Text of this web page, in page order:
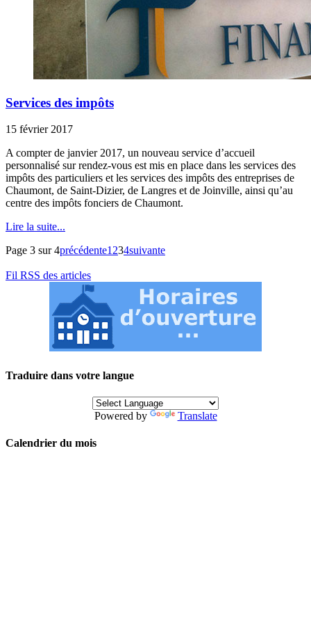
Services des impôts
15 février 2017
A compter de janvier 2017, un nouveau service d’accueil
personnalisé sur rendez-vous est mis en place dans les services des
impôts des particuliers et les services des impôts des entreprises de
Chaumont, de Saint-Dizier, de Langres et de Joinville, ainsi qu’au
centre des impôts fonciers de Chaumont.
Lire la suite...
Page 3 sur 4précédente1 234suivante
Fil RSS des articles
Traduire dans votre langue
Powered by Translate
Calendrier du mois